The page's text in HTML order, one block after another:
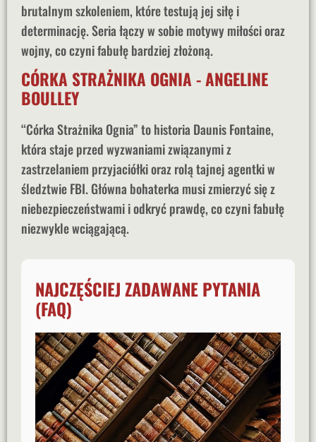
brutalnym szkoleniem, które testują jej siłę i
determinację. Seria łączy w sobie motywy miłości oraz
wojny, co czyni fabułę bardziej złożoną.
CÓRKA STRAŻNIKA OGNIA - ANGELINE
BOULLEY
“Córka Strażnika Ognia” to historia Daunis Fontaine,
która staje przed wyzwaniami związanymi z
zastrzelaniem przyjaciółki oraz rolą tajnej agentki w
śledztwie FBI. Główna bohaterka musi zmierzyć się z
niebezpieczeństwami i odkryć prawdę, co czyni fabułę
niezwykle wciągającą.
NAJCZĘŚCIEJ ZADAWANE PYTANIA
(FAQ)